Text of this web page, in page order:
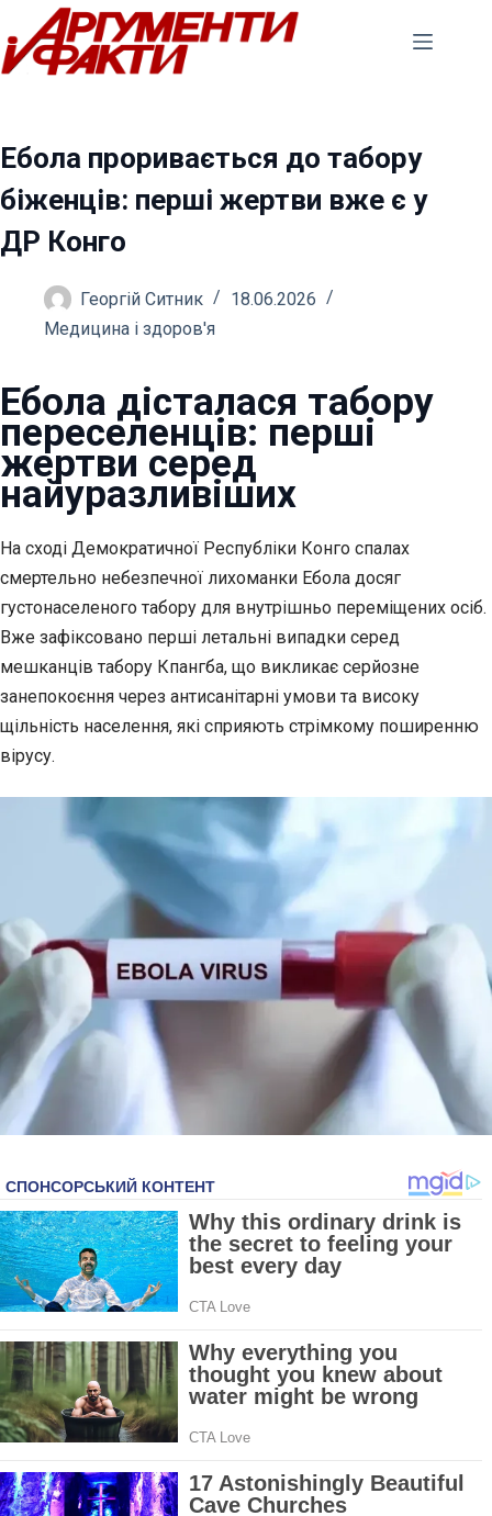
Перейти
до
вмісту
Ебола проривається до табору
біженців: перші жертви вже є у
ДР Конго
Георгій Ситник
18.06.2026
Медицина і здоров'я
Ебола дісталася табору
переселенців: перші
жертви серед
найуразливіших
На сході Демократичної Республіки Конго спалах
смертельно небезпечної лихоманки Ебола досяг
густонаселеного табору для внутрішньо переміщених осіб.
Вже зафіксовано перші летальні випадки серед
мешканців табору Кпангба, що викликає серйозне
занепокоєння через антисанітарні умови та високу
щільність населення, які сприяють стрімкому поширенню
вірусу.